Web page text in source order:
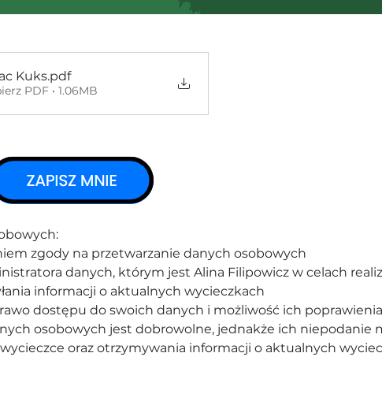
Kuks.pdf
PDF • 1.06MB
zgody na przetwarzanie danych osobowych
danych, którym jest Alina Filipowicz w celach
informacji o aktualnych wycieczkach
dostępu do swoich danych i możliwość ich
osobowych jest dobrowolne, jednakże ich niepodanie
oraz otrzymywania informacji o aktualnych